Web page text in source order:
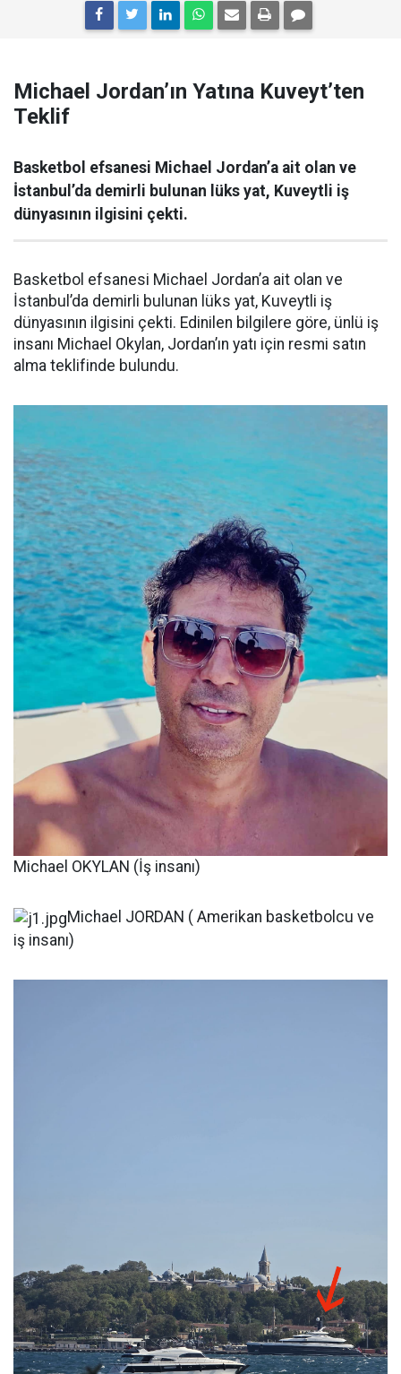
Michael Jordan’ın Yatına Kuveyt’ten
Teklif
Basketbol efsanesi Michael Jordan’a ait olan ve
İstanbul’da demirli bulunan lüks yat, Kuveytli iş
dünyasının ilgisini çekti.
Basketbol efsanesi Michael Jordan’a ait olan ve
İstanbul’da demirli bulunan lüks yat, Kuveytli iş
dünyasının ilgisini çekti. Edinilen bilgilere göre, ünlü iş
insanı Michael Okylan, Jordan’ın yatı için resmi satın
alma teklifinde bulundu.
Michael OKYLAN (İş insanı)
Michael JORDAN ( Amerikan basketbolcu ve
iş insanı)